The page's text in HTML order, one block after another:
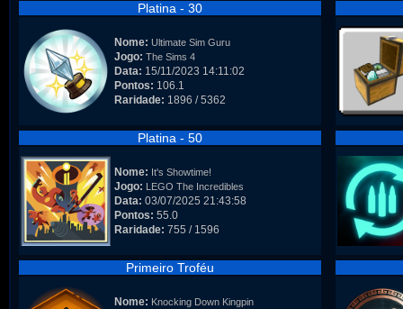
Platina - 30
Nome: Ultimate Sim Guru
Jogo: The Sims 4
Data: 15/11/2023 14:11:02
Pontos: 106.1
Raridade: 1896 / 5362
Platina - 50
Nome: It's Showtime!
Jogo: LEGO The Incredibles
Data: 03/07/2025 21:43:58
Pontos: 55.0
Raridade: 755 / 1596
Primeiro Troféu
Nome: Knocking Down Kingpin